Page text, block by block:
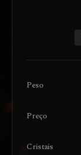
Peso
Preço
Cristais